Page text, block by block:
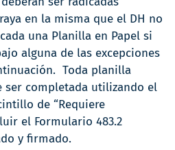
en la misma que el DH no
una Planilla en Papel si
alguna de las excepciones
Toda planilla
ser completada utilizando el
de “Requiere
el Formulario 483.2
y firmado.